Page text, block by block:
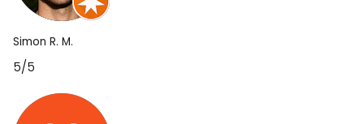
Simon R. M.
5/5